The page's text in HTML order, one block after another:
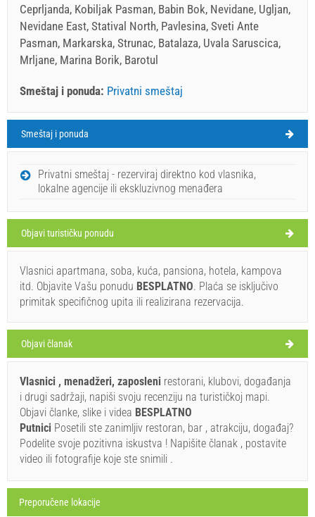
Ceprljanda, Kobiljak Pasman, Babin Bok, Nevidane, Ugljan,
Nevidane East, Statival North, Pavlesina, Sveti Ante
Pasman, Markarska, Strunac, Batalaza, Uvala Saruscica,
Mrljane, Marina Borik, Barotul
Smeštaj i ponuda: Privatni smeštaj
Žman Vreme
NEDELJA
Dugi otok
27°C
ponedeljak,
10.8.26. 28°C
utorak,
11.8.26. 28°C vedro
sreda,
12.8.26. 28°C
Smeštaj i ponuda
Privatni smeštaj - rezerviraj direktno kod vlasnika,
lokalne agencije ili ekskluzivnog menađera
Objavi turističku ponudu
Vlasnici apartmana, soba, kuća, pansiona, hotela, kampova
itd. Objavite Vašu ponudu BESPLATNO. Plaća se isključivo
primitak specifičnog upita ili realizirana rezervacija.
Objavi članak
Vlasnici , menadžeri, zaposleni restorani, klubovi, događanja
i drugi sadržaji, napiši svoju recenziju na turističkoj mapi.
Objavi članke, slike i videa BESPLATNO
Putnici Posetili ste zanimljiv restoran, bar , atrakciju, događaj?
Podelite svoje pozitivna iskustva ! Napišite članak , postavite
video ili fotografije koje ste snimili .
Preporučene lokacije